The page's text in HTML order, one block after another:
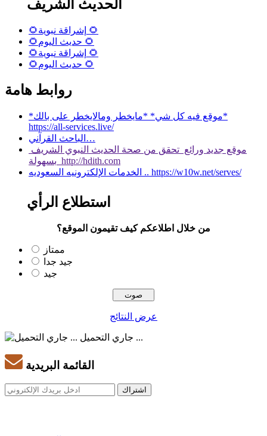
الحديث الشريف
🌻إشراقة نبوية 🌻
🌻حديث اليوم 🌻
🌻إشراقة نبوية 🌻
🌻حديث اليوم 🌻
روابط هامة
*موقع فيه كل شي* *مايخطر ومالايخطر على بالك*
https://all-services.live/
الباحث القرآني…
موقع جديد ورائع تحقق من صحة الحديث النبوي الشريف
بسهولة http://hdith.com
الخدمات الإلكترونيه السعوديه .. https://w10w.net/serves/
استطلاع الرأي
من خلال اطلاعكم كيف تقيمون الموقع؟
ممتاز
جيد جدا
جيد
عرض النتائج
جاري التحميل ...
القائمة البريدية